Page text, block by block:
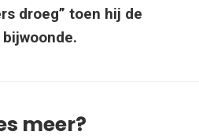
droeg” toen hij de
meer?